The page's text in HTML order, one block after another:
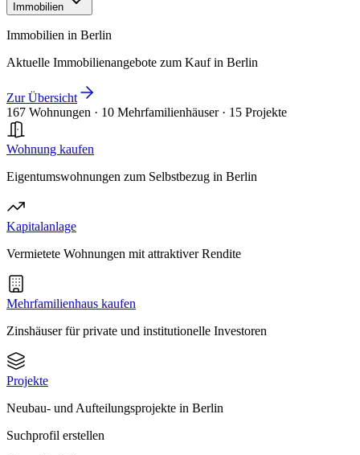
Immobilien
Immobilien in Berlin
Aktuelle Immobilienangebote zum Kauf in Berlin
Zur Übersicht
167 Wohnungen · 10 Mehrfamilienhäuser · 15 Projekte
Wohnung kaufen
Eigentumswohnungen zum Selbstbezug in Berlin
Kapitalanlage
Vermietete Wohnungen mit attraktiver Rendite
Mehrfamilienhaus kaufen
Zinshäuser für private und institutionelle Investoren
Projekte
Neubau- und Aufteilungsprojekte in Berlin
Suchprofil erstellen